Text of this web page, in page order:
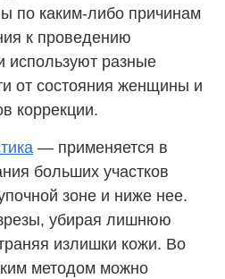
по каким-либо причинам
к проведению
используют разные
от состояния женщины и
коррекции.
— применяется в
больших участков
зоне и ниже нее.
убирая лишнюю
излишки кожи. Во
методом можно